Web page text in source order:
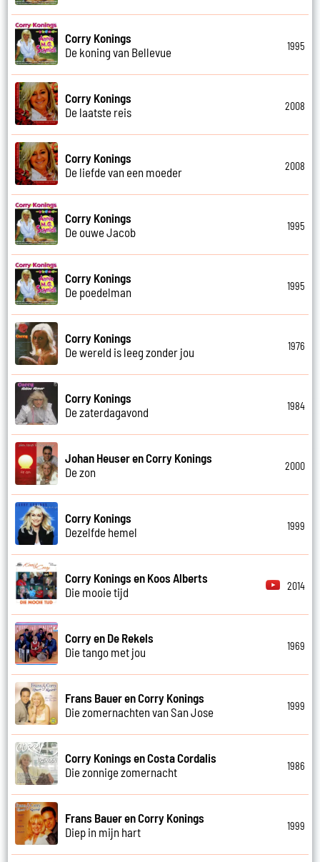
Corry Konings
De koning van Bellevue
1995
Corry Konings
De laatste reis
2008
Corry Konings
De liefde van een moeder
2008
Corry Konings
De ouwe Jacob
1995
Corry Konings
De poedelman
1995
Corry Konings
De wereld is leeg zonder jou
1976
Corry Konings
De zaterdagavond
1984
Johan Heuser en Corry Konings
De zon
2000
Corry Konings
Dezelfde hemel
1999
Corry Konings en Koos Alberts
Die mooie tijd
2014
Corry en De Rekels
Die tango met jou
1969
Frans Bauer en Corry Konings
Die zomernachten van San Jose
1999
Corry Konings en Costa Cordalis
Die zonnige zomernacht
1986
Frans Bauer en Corry Konings
Diep in mijn hart
1999